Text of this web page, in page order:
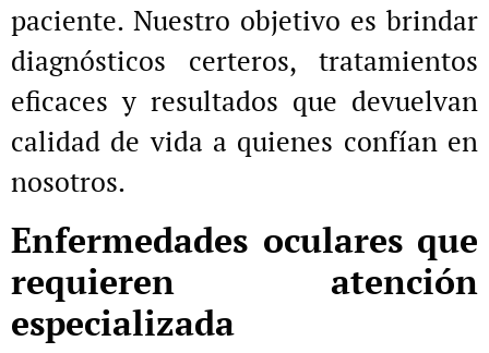
paciente. Nuestro objetivo es brindar
diagnósticos certeros, tratamientos
eficaces y resultados que devuelvan
calidad de vida a quienes confían en
nosotros.
Enfermedades oculares que
requieren atención
especializada